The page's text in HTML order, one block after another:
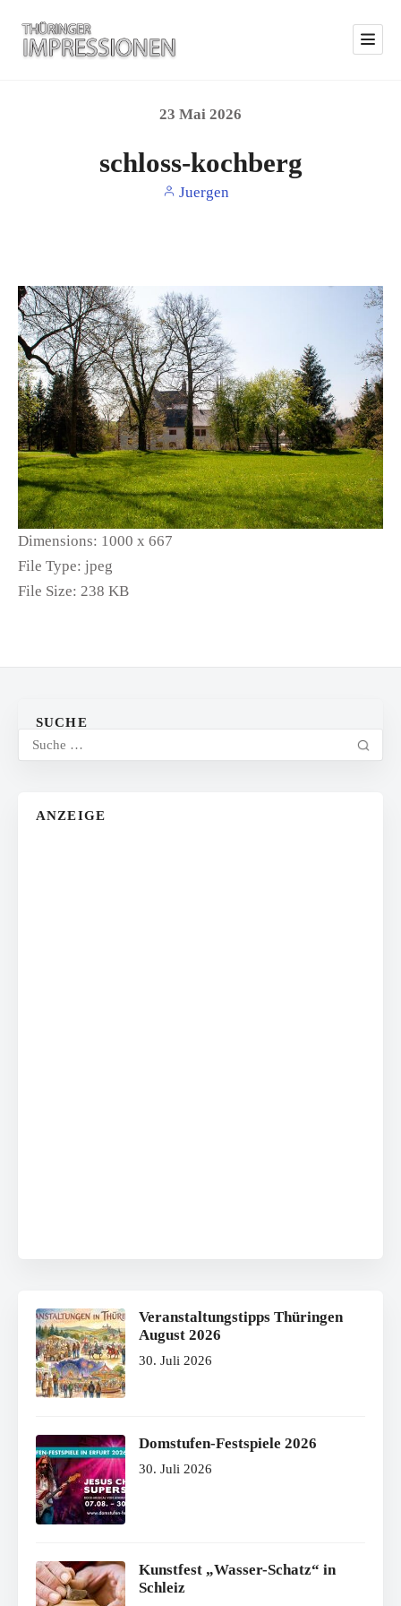
23 Mai 2026
schloss-kochberg
Juergen
Dimensions: 1000 x 667
File Type: jpeg
File Size: 238 KB
SUCHE
ANZEIGE
Veranstaltungstipps Thüringen
August 2026
30. Juli 2026
Domstufen-Festspiele 2026
30. Juli 2026
Kunstfest „Wasser-Schatz“ in
Schleiz